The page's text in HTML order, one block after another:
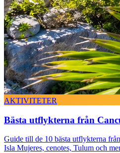
AKTIVITETER
Bästa utflykterna från
Guide till de 10 bästa utflykterna
Isla Mujeres, cenotes, Tulum och